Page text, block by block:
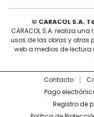
© CARACOL S.A.
CARACOL S.A. realiza
usos de las obras y otras
web a medios de
Contacto
Pago
Registro de